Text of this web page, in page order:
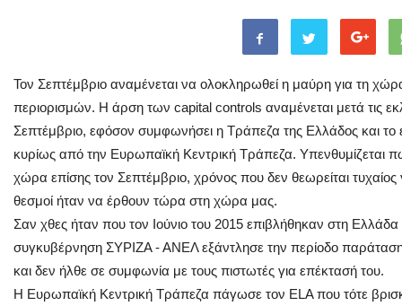
Toν Σεπτέμβριο αναμένεται να ολοκληρωθεί η μαύρη για τη
περιορισμών. Η άρση των capital controls αναμένεται μετά τις
Σεπτέμβριο, εφόσον συμφωνήσει η Τράπεζα της Ελλάδος και το
κυρίως από την Ευρωπαϊκή Κεντρική Τράπεζα. Υπενθυμίζεται
χώρα επίσης τον Σεπτέμβριο, χρόνος που δεν θεωρείται τυχαίος
θεσμοί ήταν να έρθουν τώρα στη χώρα μας.
Σαν χθες ήταν που τον Ιούνιο του 2015 επιβλήθηκαν στη Ελλάδα
συγκυβέρνηση ΣΥΡΙΖΑ - ΑΝΕΛ εξάντλησε την περίοδο
και δεν ήλθε σε συμφωνία με τους πιστωτές για επέκτασή του.
Η Ευρωπαϊκή Κεντρική Τράπεζα πάγωσε τον ELA που τότε